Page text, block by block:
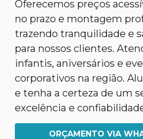
Oferecemos preços
no prazo e montagem
trazendo tranquilidade e
para nossos clientes.
infantis, aniversários e
corporativos na região.
e tenha a certeza de um
excelência e
ORÇAMENTO VIA